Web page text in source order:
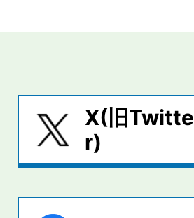
X(旧Twitte
r)